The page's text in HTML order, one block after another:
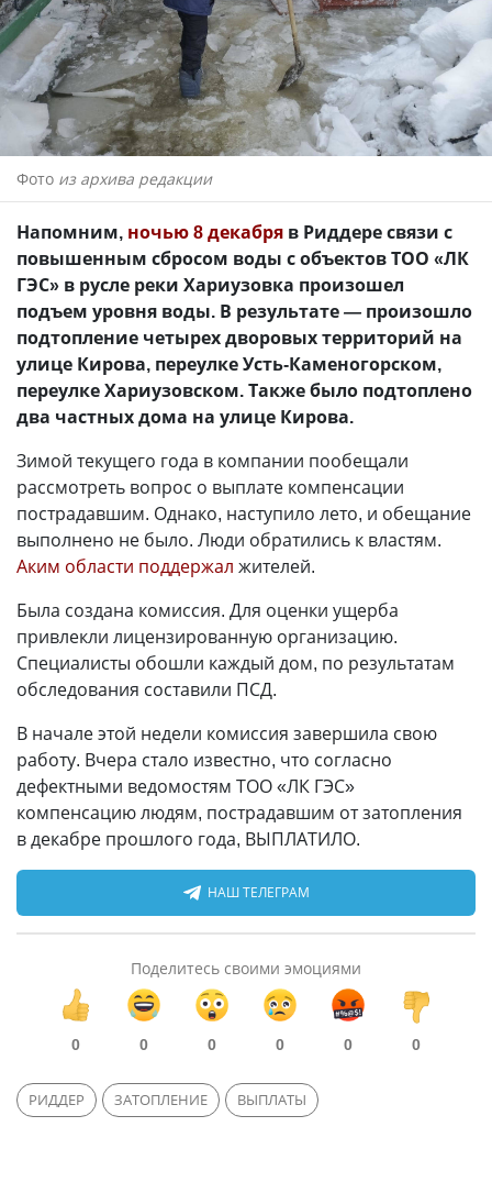
Фото из архива редакции
Напомним, ночью 8 декабря в Риддере связи с
повышенным сбросом воды с объектов ТОО «ЛК
ГЭС» в русле реки Хариузовка произошел
подъем уровня воды. В результате— произошло
подтопление четырех дворовых территорий на
улице Кирова, переулке Усть-Каменогорском,
переулке Хариузовском. Также было подтоплено
два частных дома на улице Кирова.
Зимой текущего года в компании пообещали
рассмотреть вопрос о выплате компенсации
пострадавшим. Однако, наступило лето, и обещание
выполнено не было. Люди обратились к властям.
Аким области поддержал жителей.
Была создана комиссия. Для оценки ущерба
привлекли лицензированную организацию.
Специалисты обошли каждый дом, по результатам
обследования составили ПСД.
В начале этой недели комиссия завершила свою
работу. Вчера стало известно, что согласно
дефектными ведомостям ТОО «ЛК ГЭС»
компенсацию людям, пострадавшим от затопления
в декабре прошлого года, ВЫПЛАТИЛО.
НАШ ТЕЛЕГРАМ
Поделитесь своими эмоциями
0 0 0 0 0 0
РИДДЕР ЗАТОПЛЕНИЕ ВЫПЛАТЫ